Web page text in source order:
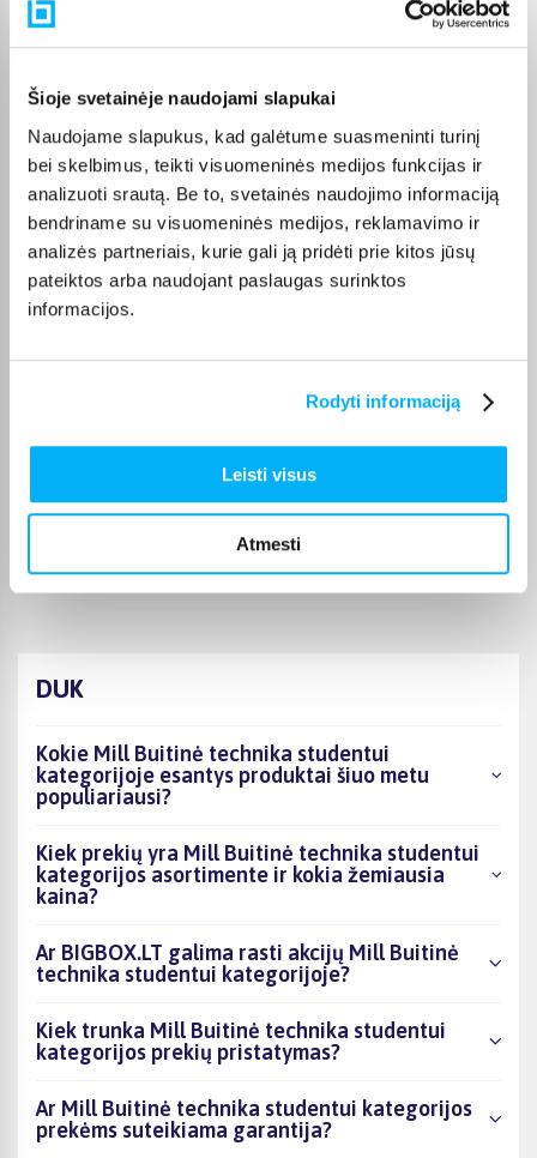
Šioje svetainėje naudojami slapukai
Naudojame slapukus, kad galėtume suasmeninti turinį
bei skelbimus, teikti visuomeninės medijos funkcijas ir
analizuoti srautą. Be to, svetainės naudojimo informaciją
bendriname su visuomeninės medijos, reklamavimo ir
analizės partneriais, kurie gali ją pridėti prie kitos jūsų
pateiktos arba naudojant paslaugas surinktos
informacijos.
Rodyti informaciją
Leisti visus
Atmesti
Pirkėjų atsiliepimai apie prekes
Algimantas S.
Puikus pasirinkimas. Viskas gerai. Geras pristatymas.
Dainius M.
Patvirtintas pirkėjas
Puiki preke
Daiva M.
Patvirtintas pirkėjas
DUK
Kokie Mill Buitinė technika studentui
kategorijoje esantys produktai šiuo metu
populiariausi?
Kiek prekių yra Mill Buitinė technika studentui
kategorijos asortimente ir kokia žemiausia
kaina?
Ar BIGBOX.LT galima rasti akcijų Mill Buitinė
technika studentui kategorijoje?
Kiek trunka Mill Buitinė technika studentui
kategorijos prekių pristatymas?
Ar Mill Buitinė technika studentui kategorijos
prekėms suteikiama garantija?